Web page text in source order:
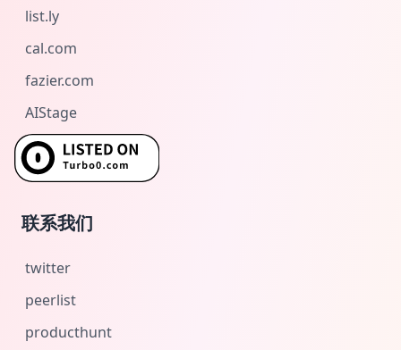
list.ly
cal.com
fazier.com
AIStage
联系我们
twitter
peerlist
producthunt